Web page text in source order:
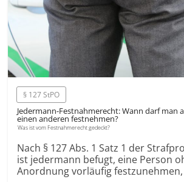
§ 127 StPO
Jedermann-Fest­nahme­recht: Wann darf man
einen anderen fest­nehmen?
Was ist vom Festnahme­recht gedeckt?
Nach § 127 Abs. 1 Satz 1 der
ist jedermann befugt, eine Person
Anordnung vorläufig